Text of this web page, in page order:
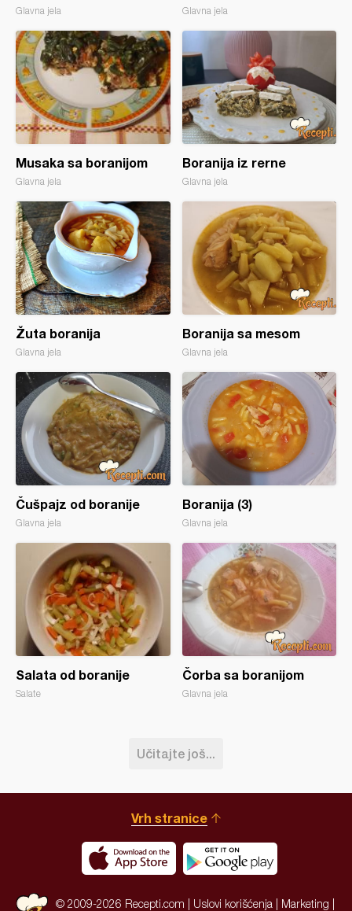
Glavna jela Glavna jela
Musaka sa boranijom
Glavna jela
Boranija iz rerne
Glavna jela
Žuta boranija
Glavna jela
Boranija sa mesom
Glavna jela
Čušpajz od boranije
Glavna jela
Boranija (3)
Glavna jela
Salata od boranije
Salate
Čorba sa boranijom
Glavna jela
Učitajte još...
Vrh stranice
© 2009-2026 Recepti.com | Uslovi korišćenja Marketing